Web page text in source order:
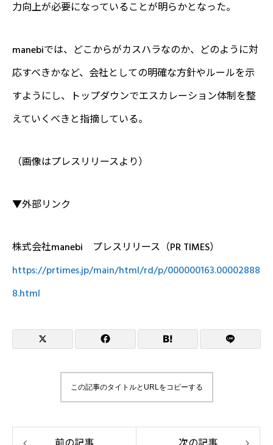
力向上が必要になっていることが明らかとなった。
manebiでは、どこからがカスハラなのか、どのように対
応すべきかなど、会社としての明確な方針やルールを示
すようにし、トップダウンでエスカレーション体制を整
えていくべきと指摘している。
（画像はプレスリリースより）
▼外部リンク
株式会社manebi プレスリリース（PR TIMES）
https://prtimes.jp/main/html/rd/p/000000163.00002888
8.html
この記事のタイトルとURLをコピーする